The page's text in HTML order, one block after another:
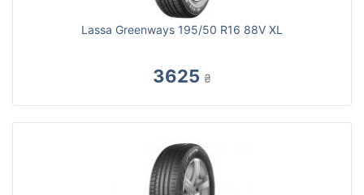
Lassa Greenways 195/50 R16 88V XL
3625 ₴